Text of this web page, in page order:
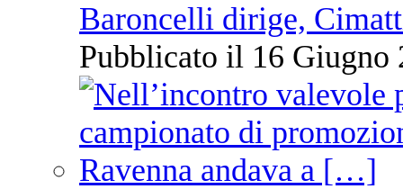
Baroncelli dirige,
Pubblicato il 16 Giugno